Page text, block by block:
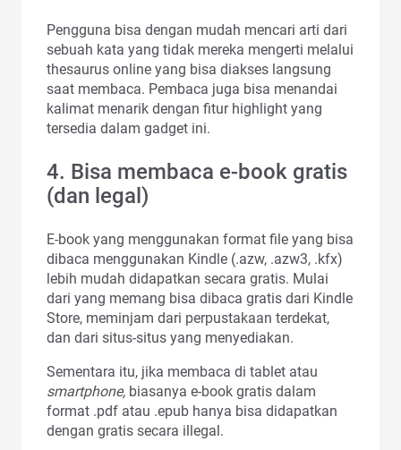
Pengguna bisa dengan mudah mencari arti dari
sebuah kata yang tidak mereka mengerti melalui
thesaurus online yang bisa diakses langsung
saat membaca. Pembaca juga bisa menandai
kalimat menarik dengan fitur highlight yang
tersedia dalam gadget ini.
4. Bisa membaca e-book gratis
(dan legal)
E-book yang menggunakan format file yang bisa
dibaca menggunakan Kindle (.azw, .azw3, .kfx)
lebih mudah didapatkan secara gratis. Mulai
dari yang memang bisa dibaca gratis dari Kindle
Store, meminjam dari perpustakaan terdekat,
dan dari situs-situs yang menyediakan.
Sementara itu, jika membaca di tablet atau
smartphone, biasanya e-book gratis dalam
format .pdf atau .epub hanya bisa didapatkan
dengan gratis secara illegal.